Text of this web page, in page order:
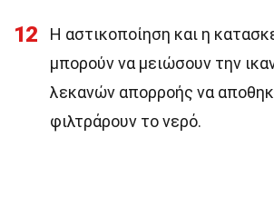
12
Η αστικοποίηση και η
μπορούν να μειώσουν την
λεκανών απορροής να
φιλτράρουν το νερό.